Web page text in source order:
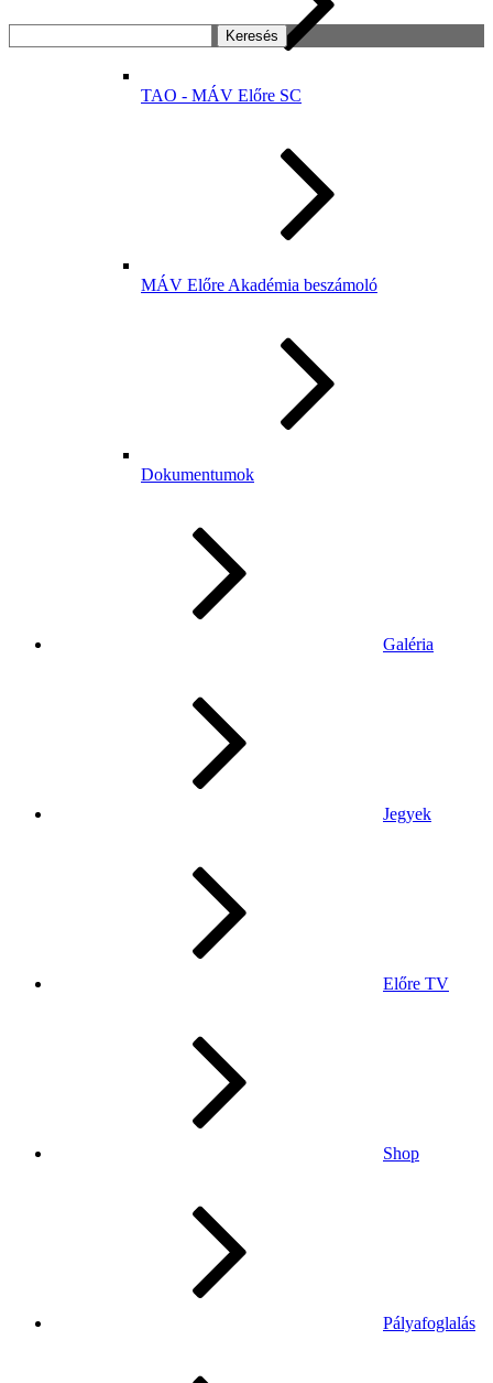
TAO - MÁV Előre SC
MÁV Előre Akadémia beszámoló
Dokumentumok
Galéria
Jegyek
Előre TV
Shop
Pályafoglalás